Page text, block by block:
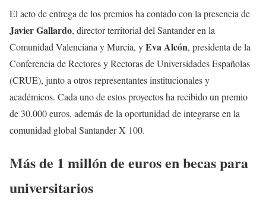
El acto de entrega de los premios ha contado con la presencia de
Javier Gallardo, director territorial del Santander en la
Comunidad Valenciana y Murcia, yEva Alcón, presidenta de la
Conferencia de Rectores y Rectoras de Universidades Españolas
(CRUE), junto a otros representantes institucionales y
académicos. Cada uno de estos proyectos ha recibido un premio
de 30.000 euros, además de la oportunidad de integrarse en la
comunidad global Santander X 100.
Más de 1 millón de euros en becas para
universitarios